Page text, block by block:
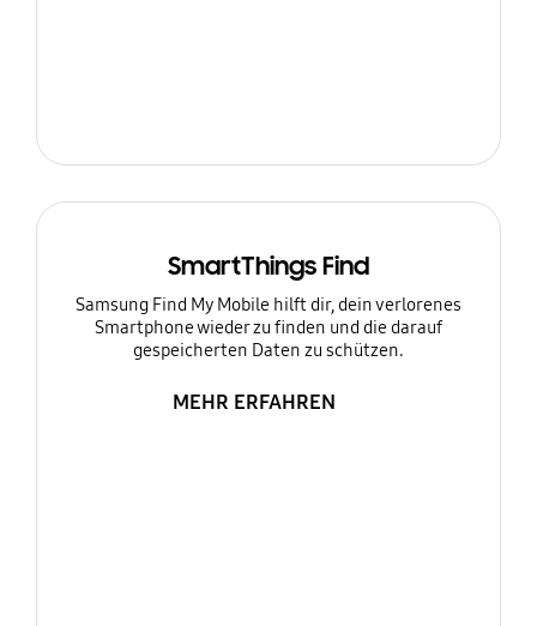
SmartThings Find
Samsung Find My Mobile hilft dir, dein verlorenes
Smartphone wieder zu finden und die darauf
gespeicherten Daten zu schützen.
MEHR ERFAHREN